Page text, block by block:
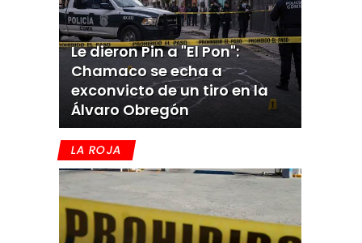
Le dieron Pin a "El Pon":
Chamaco se echa a
exconvicto de un tiro en la
Álvaro Obregón
LA ROJA